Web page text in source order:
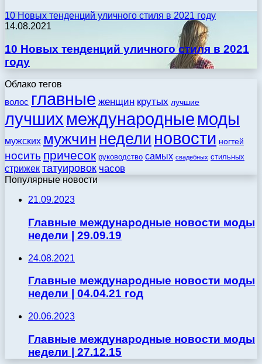
10 Новых тенденций уличного стиля в 2021 году
14.08.2021
10 Новых тенденций уличного стиля в 2021
году
Облако тегов
волос главные женщин крутых лучшие
лучших международные моды
мужских мужчин недели новости ногтей
носить причесок руководство самых свадебных стильных
стрижек татуировок часов
Популярные новости
21.09.2023
Главные международные новости моды
недели | 29.09.19
24.08.2021
Главные международные новости моды
недели | 04.04.21 год
20.06.2023
Главные международные новости моды
недели | 27.12.15